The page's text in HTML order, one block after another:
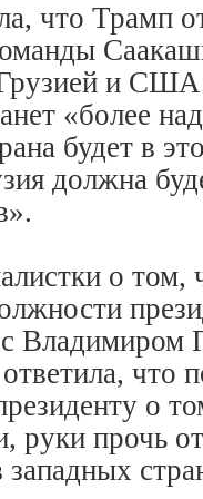
что Трамп
и
«более
будет в
должна
о том,
Владимиром
что
о
руки прочь
западных